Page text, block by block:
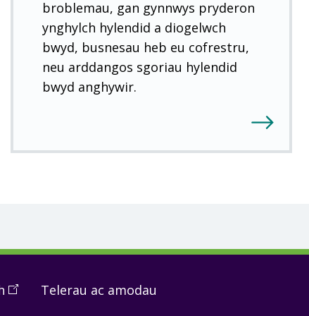
broblemau, gan gynnwys pryderon
ynghylch hylendid a diogelwch
bwyd, busnesau heb eu cofrestru,
neu arddangos sgoriau hylendid
bwyd anghywir.
(OpenTelerau ac amodau